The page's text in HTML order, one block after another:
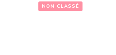
NON CLASSÉ